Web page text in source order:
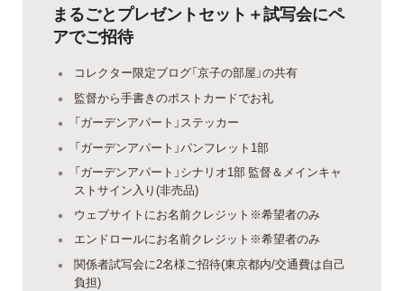
まるごとプレゼントセット＋試写会にペ
アでご招待
コレクター限定ブログ「京子の部屋」の共有
監督から手書きのポストカードでお礼
「ガーデンアパート」ステッカー
「ガーデンアパート」パンフレット1部
「ガーデンアパート」シナリオ1部 監督＆メインキャ
ストサイン入り(非売品)
ウェブサイトにお名前クレジット※希望者のみ
エンドロールにお名前クレジット※希望者のみ
関係者試写会に2名様ご招待(東京都内/交通費は自己
負担)